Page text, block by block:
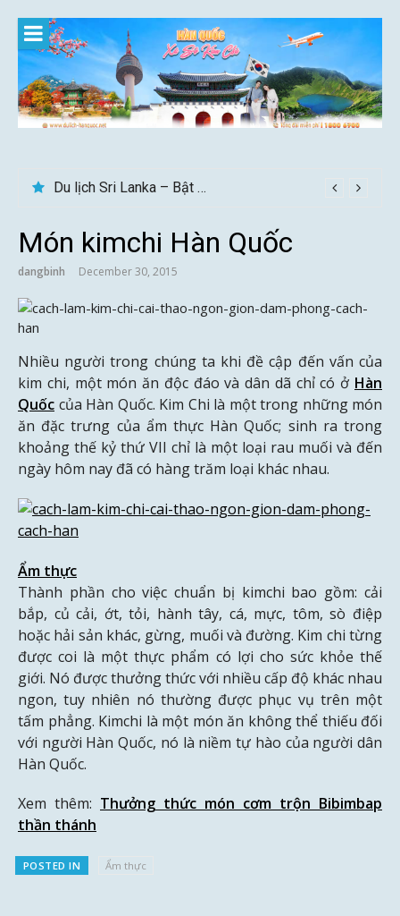
content
Du lịch Sri Lanka – Bật mí nên đi mùa nào đẹp
Món kimchi Hàn Quốc
dangbinh December 30, 2015
Nhiều người trong chúng ta khi đề cập đến vấn của
kim chi, một món ăn độc đáo và dân dã chỉ có ở Hàn
Quốc của Hàn Quốc. Kim Chi là một trong những món
ăn đặc trưng của ẩm thực Hàn Quốc; sinh ra trong
khoảng thế kỷ thứ VII chỉ là một loại rau muối và đến
ngày hôm nay đã có hàng trăm loại khác nhau.
Ẩm thực
Thành phần cho việc chuẩn bị kimchi bao gồm: cải
bắp, củ cải, ớt, tỏi, hành tây, cá, mực, tôm, sò điệp
hoặc hải sản khác, gừng, muối và đường. Kim chi từng
được coi là một thực phẩm có lợi cho sức khỏe thế
giới. Nó được thưởng thức với nhiều cấp độ khác nhau
ngon, tuy nhiên nó thường được phục vụ trên một
tấm phẳng. Kimchi là một món ăn không thể thiếu đối
với người Hàn Quốc, nó là niềm tự hào của người dân
Hàn Quốc.
Xem thêm: Thưởng thức món cơm trộn Bibimbap
thần thánh
POSTED IN Ẩm thực